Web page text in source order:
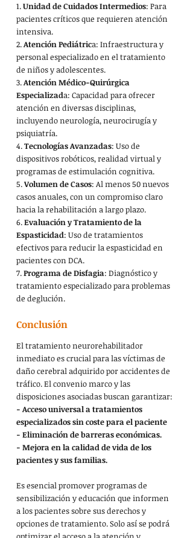
1. Unidad de Cuidados Intermedios: Para
pacientes críticos que requieren atención
intensiva.
2. Atención Pediátrica: Infraestructura y
personal especializado en el tratamiento
de niños y adolescentes.
3. Atención Médico-Quirúrgica
Especializada: Capacidad para ofrecer
atención en diversas disciplinas,
incluyendo neurología, neurocirugía y
psiquiatría.
4. Tecnologías Avanzadas: Uso de
dispositivos robóticos, realidad virtual y
programas de estimulación cognitiva.
5. Volumen de Casos: Al menos 50 nuevos
casos anuales, con un compromiso claro
hacia la rehabilitación a largo plazo.
6. Evaluación y Tratamiento de la
Espasticidad: Uso de tratamientos
efectivos para reducir la espasticidad en
pacientes con DCA.
7. Programa de Disfagia: Diagnóstico y
tratamiento especializado para problemas
de deglución.
Conclusión
El tratamiento neurorehabilitador
inmediato es crucial para las víctimas de
daño cerebral adquirido por accidentes de
tráfico. El convenio marco y las
disposiciones asociadas buscan garantizar:
- Acceso universal a tratamientos
especializados sin coste para el paciente
- Eliminación de barreras económicas.
- Mejora en la calidad de vida de los
pacientes y sus familias.
Es esencial promover programas de
sensibilización y educación que informen
a los pacientes sobre sus derechos y
opciones de tratamiento. Solo así se podrá